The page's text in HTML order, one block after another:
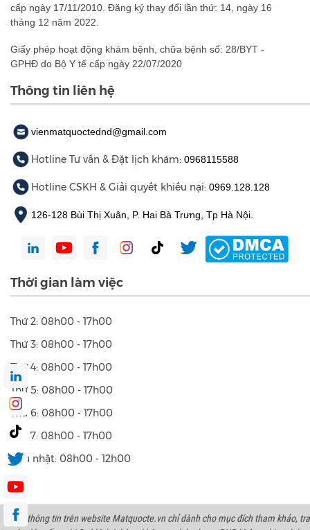
cấp ngày 17/11/2010. Đăng ký thay đổi lần thứ: 14, ngày 16
tháng 12 năm 2022.
Giấy phép hoạt động khám bệnh, chữa bệnh số: 28/BYT -
GPHĐ do Bộ Y tế cấp ngày 22/07/2020
Thông tin liên hệ
vienmatquoctednd@gmail.com
Hotline Tư vấn & Đặt lịch khám: 0968115588
Hotline CSKH & Giải quyết khiếu nại: 0969.128.128
126-128 Bùi Thị Xuân, P. Hai Bà Trưng, Tp Hà Nội.
Thời gian làm việc
Thứ 2: 08h00 - 17h00
Thứ 3: 08h00 - 17h00
Thứ 4: 08h00 - 17h00
Thứ 5: 08h00 - 17h00
Thứ 6: 08h00 - 17h00
Thứ 7: 08h00 - 17h00
Chủ nhật: 08h00 - 12h00
Các thông tin trên website Matquocte.vn chỉ dành cho mục đích tham khảo, tra